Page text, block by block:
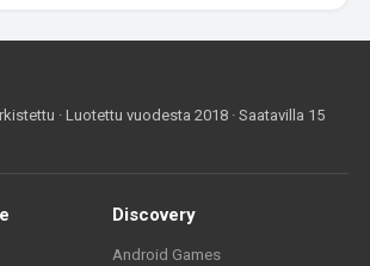
· Luotettu vuodesta 2018 · Saatavilla 15
Discovery
Android Games